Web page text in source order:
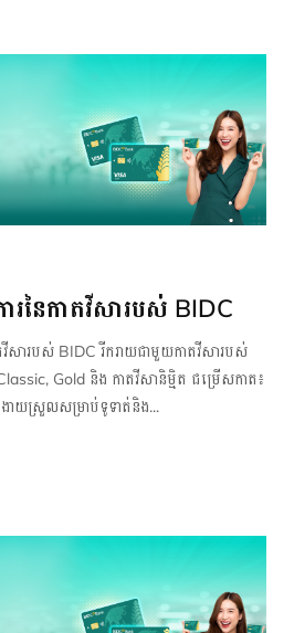
ារនៃកាតវីសារបស់ BIDC
តវីសារបស់ BIDC រីករាយជាមួយកាតវីសារបស់
Gold និង កាតវីសានិម្មិត ជម្រើសកាត៖
ាយស្រួលសម្រាប់ទូទាត់និង...